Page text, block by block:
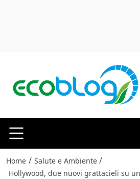
Home / Salute e Ambiente /
Hollywood, due nuovi grattacieli su